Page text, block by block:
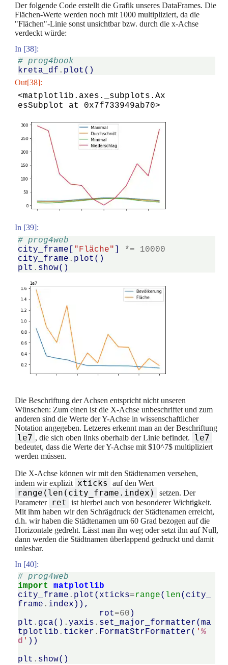
Der folgende Code erstellt die Grafik unseres DataFrames. Die
Flächen-Werte werden noch mit 1000 multipliziert, da die
"Flächen"-Linie sonst unsichtbar bzw. durch die x-Achse
verdeckt würde:
In [38]:
# prog4book
kreta_df . plot ()
Out[38]:
<matplotlib.axes._subplots.Ax
esSubplot at 0x7f733949ab70>
In [39]:
# prog4web
city_frame
"Fläche" *=
10000
city_frame . plot ()
plt . show()
Die Beschriftung der Achsen entspricht nicht unseren
Wünschen: Zum einen ist die X-Achse unbeschriftet und zum
anderen sind die Werte der Y-Achse in wissenschaftlicher
Notation angegeben. Letzeres erkennt man an der Beschriftung
le7 , die sich oben links oberhalb der Linie befindet. le7
bedeutet, dass die Werte der Y-Achse mit $10^7$ multipliziert
werden müssen.
Die X-Achse können wir mit den Städtenamen versehen,
indem wir explizit xticks auf den Wert
range(len(city_frame.index)
setzen. Der
Parameter ret
ist hierbei auch von besonderer Wichtigkeit.
Mit ihm haben wir den Schrägdruck der Städtenamen erreicht,
d.h. wir haben die Städtenamen um 60 Grad bezogen auf die
Horizontale gedreht. Lässt man ihn weg oder setzt ihn auf Null,
dann werden die Städtnamen überlappend gedruckt und damit
unlesbar.
In [40]:
# prog4web
import
matplotlib
city_frame . plot ( xticks=range( len( city_
frame . index )),
rot=60 )
plt . gca() .yaxis . set_major_formatter(ma
tplotlib . ticker . FormatStrFormatter( '%
d ' ))
plt . show()